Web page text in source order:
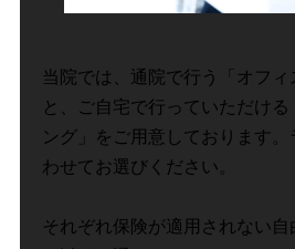
当院では、通院で行う「オフィ
と、ご自宅で行っていただける
ング」をご用意しております
わせてお選びください。
それぞれ保険が適用されない自